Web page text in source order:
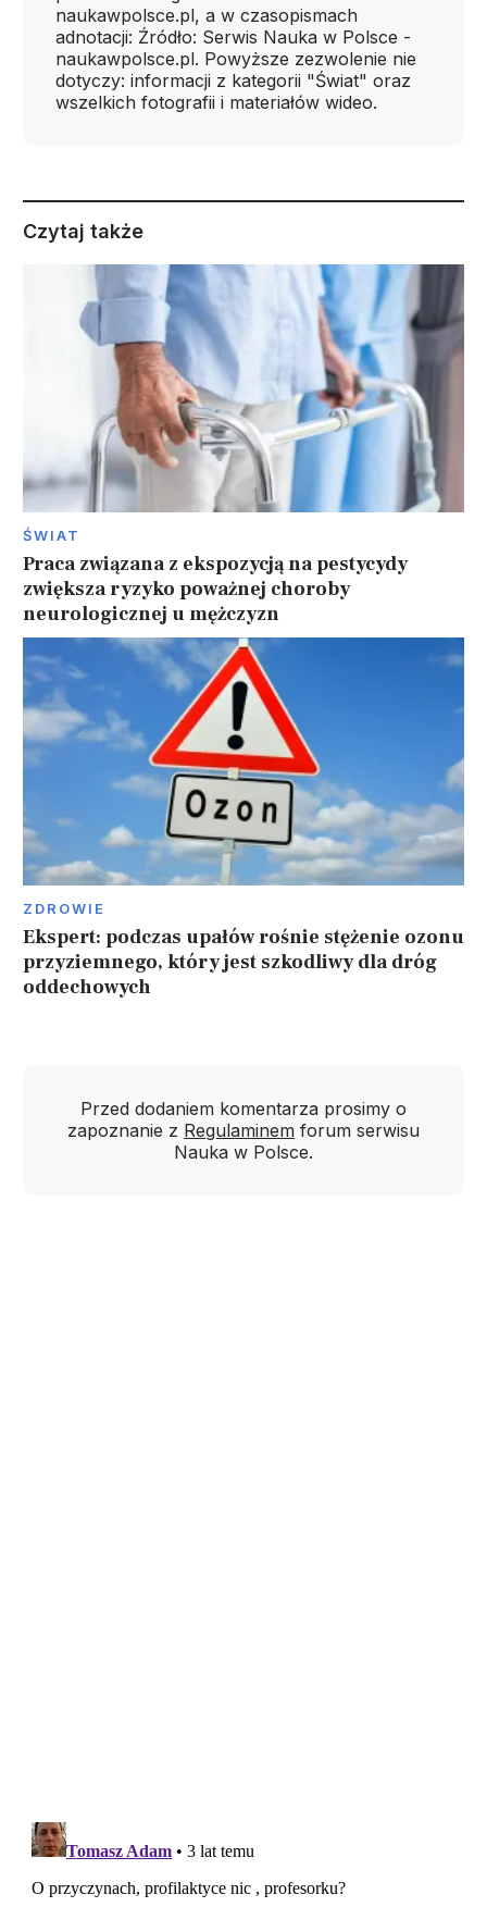
naukawpolsce.pl, a w czasopismach
adnotacji: Źródło: Serwis Nauka w Polsce -
naukawpolsce.pl. Powyższe zezwolenie nie
dotyczy: informacji z kategorii "Świat" oraz
wszelkich fotografii i materiałów wideo.
Czytaj także
ŚWIAT
Praca związana z ekspozycją na pestycydy
zwiększa ryzyko poważnej choroby
neurologicznej u mężczyzn
ZDROWIE
Ekspert: podczas upałów rośnie stężenie ozonu
przyziemnego, który jest szkodliwy dla dróg
oddechowych
Przed dodaniem komentarza prosimy o
zapoznanie z Regulaminem forum serwisu
Nauka w Polsce.